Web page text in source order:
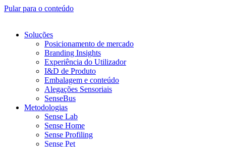
Pular para o conteúdo
Soluções
Posicionamento de mercado
Branding Insights
Experiência do Utilizador
I&D de Produto
Embalagem e conteúdo
Alegações Sensoriais
SenseBus
Metodologias
Sense Lab
Sense Home
Sense Profiling
Sense Pet